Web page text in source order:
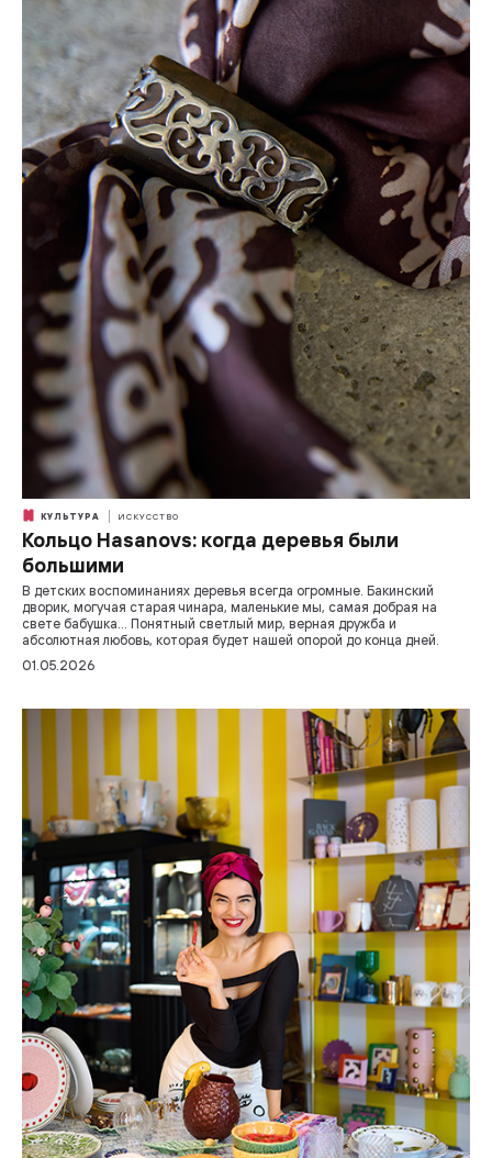
КУЛЬТУРА ИСКУССТВО
Кольцо Hasanovs: когда деревья были
большими
В детских воспоминаниях деревья всегда огромные. Бакинский
дворик, могучая старая чинара, маленькие мы, самая добрая на
свете бабушка… Понятный светлый мир, верная дружба и
абсолютная любовь, которая будет нашей опорой до конца дней.
01.05.2026